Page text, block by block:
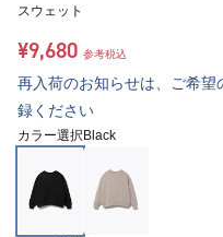
スウェット
¥9,680 参考税込
再入荷のお知らせは、ご希
録ください
カラー選択 Black